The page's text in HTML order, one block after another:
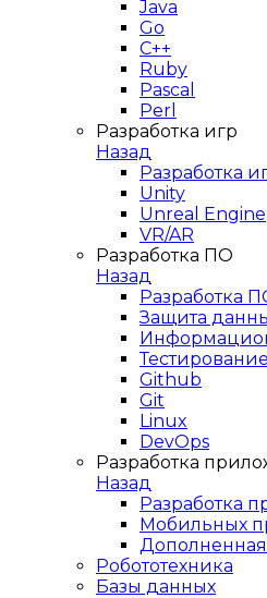
Java
Go
C++
Ruby
Pascal
Perl
Разработка игр
Назад
Разработка
Unity
Unreal Engine
VR/AR
Разработка ПО
Назад
Разработка
Защита
Github
Git
Linux
DevOps
Разработка
Назад
Разработка
Мобильных
Дополненная
Робототехника
Базы данных